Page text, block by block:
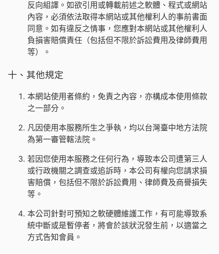
反向組譯。如欲引用或轉載前述之軟體、程式或網站
內容，必須依法取得本網站或其他權利人的事前書面
同意。如有違反之情事，您應對本網站或其他權利人
負損害賠償責任（包括但不限於訴訟費用及律師費用
等）。
十、其他規定
本網站使用者條約，免責之內容，亦構成本使用條款
之一部分。
凡因使用本服務所生之爭執，均以台灣臺中地方法院
為第一審管轄法院。
若因您使用本服務之任何行為，導致本公司遭第三人
或行政機關之調查或追訴時，本公司有權向您請求損
害賠償，包括但不限於訴訟費用、律師費及商譽損失
等。
本公司針對可預知之軟硬體維護工作，有可能導致系
統中斷或是暫停者，將會於該狀況發生前，以適當之
方式告知會員。